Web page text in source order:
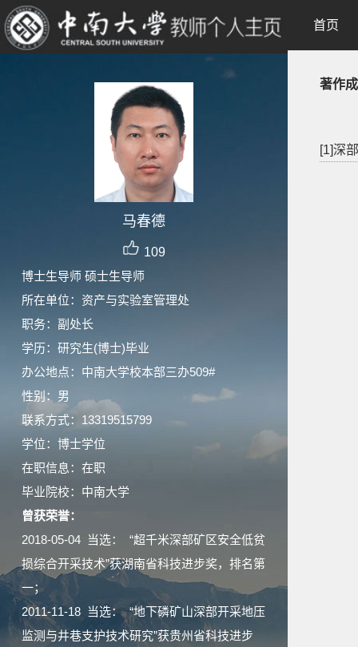
马春德
109
博士生导师 硕士生导师
所在单位：资产与实验室管理处
职务：副处长
学历：研究生(博士)毕业
办公地点：中南大学校本部三办509#
性别：男
联系方式：13319515799
学位：博士学位
在职信息：在职
毕业院校：中南大学
曾获荣誉：
2018-05-04 当选： “超千米深部矿区安全低贫
损综合开采技术”获湖南省科技进步奖，排名第
一；
2011-11-18 当选： “地下磷矿山深部开采地压
监测与井巷支护技术研究”获贵州省科技进步
首页
著作
[1]深